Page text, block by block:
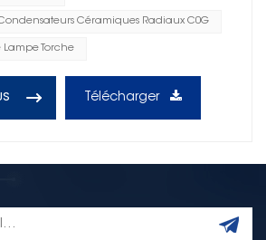
Céramiques Radiaux C0G
Torche
Télécharger